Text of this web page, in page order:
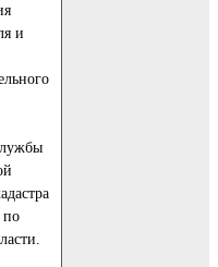
и
по